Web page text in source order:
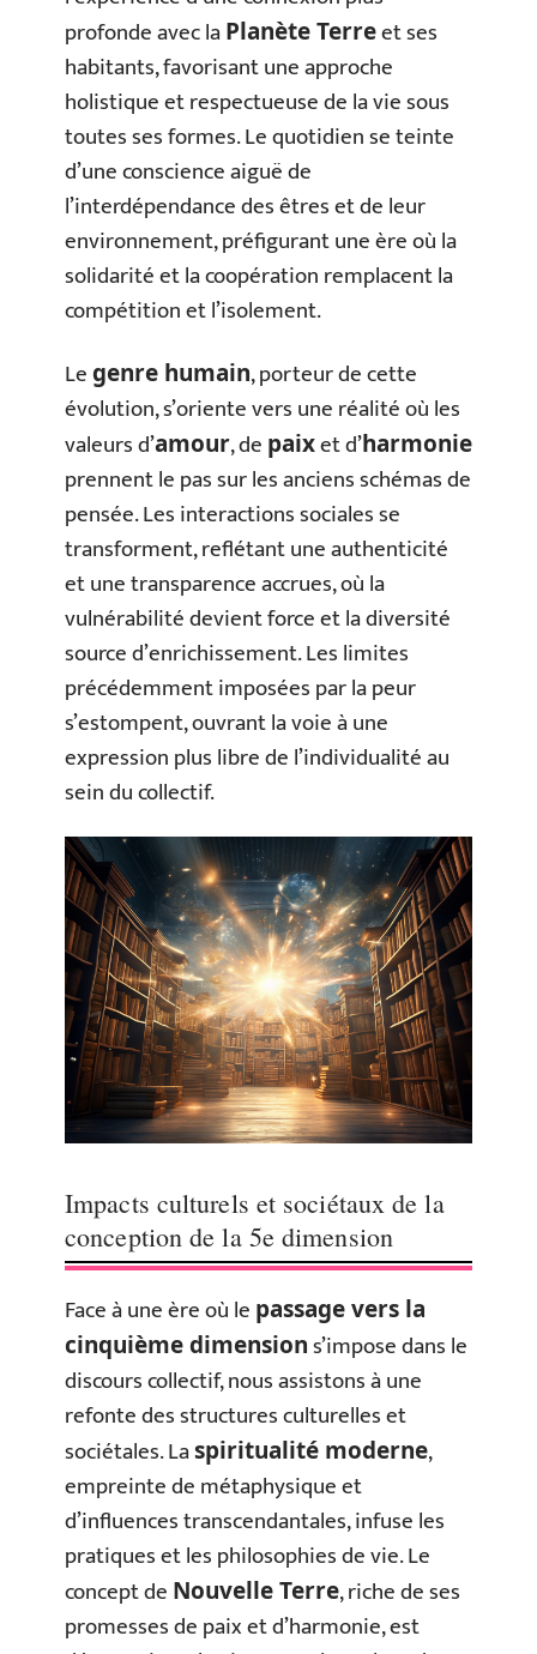
profonde avec laPlanète Terreet ses
habitants, favorisant une approche
holistique et respectueuse de la vie sous
toutes ses formes. Le quotidien se teinte
d’une conscience aiguë de
l’interdépendance des êtres et de leur
environnement, préfigurant une ère où la
solidarité et la coopération remplacent la
compétition et l’isolement.
Legenre humain, porteur de cette
évolution, s’oriente vers une réalité où les
valeurs d’amour, de paixet d’harmonie
prennent le pas sur les anciens schémas de
pensée. Les interactions sociales se
transforment, reflétant une authenticité
et une transparence accrues, où la
vulnérabilité devient force et la diversité
source d’enrichissement. Les limites
précédemment imposées par la peur
s’estompent, ouvrant la voie à une
expression plus libre de l’individualité au
sein du collectif.
Impacts culturels et sociétaux de la
conception de la 5e dimension
Face à une ère où le passage vers la
cinquième dimensions’impose dans le
discours collectif, nous assistons à une
refonte des structures culturelles et
sociétales. Laspiritualité moderne,
empreinte de métaphysique et
d’influences transcendantales, infuse les
pratiques et les philosophies de vie. Le
concept de Nouvelle Terre, riche de ses
promesses de paix et d’harmonie, est